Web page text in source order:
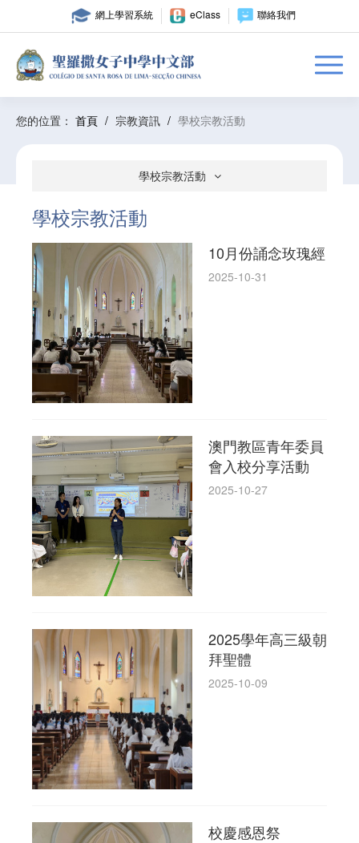
網上學習系統 eClass 聯絡我們
您的位置： 首頁 / 宗教資訊 / 學校宗教活動
學校宗教活動
學校宗教活動
10月份誦念玫瑰經
2025-10-31
澳門教區青年委員
會入校分享活動
2025-10-27
2025學年高三級朝
拜聖體
2025-10-09
校慶感恩祭